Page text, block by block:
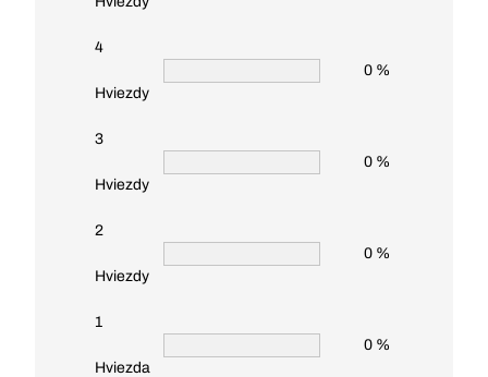
4
Hviezdy
0 %
3
Hviezdy
0 %
2
Hviezdy
0 %
1
Hviezda
0 %